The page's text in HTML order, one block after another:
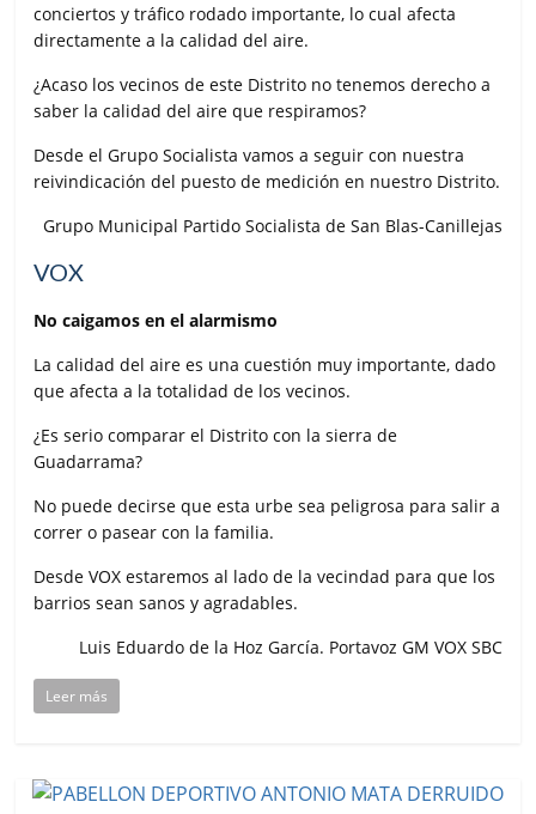
conciertos y tráfico rodado importante, lo cual afecta
directamente a la calidad del aire.
¿Acaso los vecinos de este Distrito no tenemos derecho a
saber la calidad del aire que respiramos?
Desde el Grupo Socialista vamos a seguir con nuestra
reivindicación del puesto de medición en nuestro Distrito.
Grupo Municipal Partido Socialista de San Blas-Canillejas
VOX
No caigamos en el alarmismo
La calidad del aire es una cuestión muy importante, dado
que afecta a la totalidad de los vecinos.
¿Es serio comparar el Distrito con la sierra de
Guadarrama?
No puede decirse que esta urbe sea peligrosa para salir a
correr o pasear con la familia.
Desde VOX estaremos al lado de la vecindad para que los
barrios sean sanos y agradables.
Luis Eduardo de la Hoz García. Portavoz GM VOX SBC
Leer más